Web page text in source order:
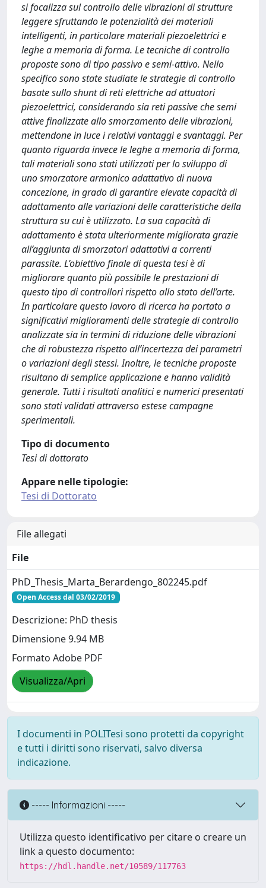
si focalizza sul controllo delle vibrazioni di strutture
leggere sfruttando le potenzialità dei materiali
intelligenti, in particolare materiali piezoelettrici e
leghe a memoria di forma. Le tecniche di controllo
proposte sono di tipo passivo e semi-attivo. Nello
specifico sono state studiate le strategie di controllo
basate sullo shunt di reti elettriche ad attuatori
piezoelettrici, considerando sia reti passive che semi
attive finalizzate allo smorzamento delle vibrazioni,
mettendone in luce i relativi vantaggi e svantaggi. Per
quanto riguarda invece le leghe a memoria di forma,
tali materiali sono stati utilizzati per lo sviluppo di
uno smorzatore armonico adattativo di nuova
concezione, in grado di garantire elevate capacità di
adattamento alle variazioni delle caratteristiche della
struttura su cui è utilizzato. La sua capacità di
adattamento è stata ulteriormente migliorata grazie
all’aggiunta di smorzatori adattativi a correnti
parassite. L’obiettivo finale di questa tesi è di
migliorare quanto più possibile le prestazioni di
questo tipo di controllori rispetto allo stato dell’arte.
In particolare questo lavoro di ricerca ha portato a
significativi miglioramenti delle strategie di controllo
analizzate sia in termini di riduzione delle vibrazioni
che di robustezza rispetto all’incertezza dei parametri
o variazioni degli stessi. Inoltre, le tecniche proposte
risultano di semplice applicazione e hanno validità
generale. Tutti i risultati analitici e numerici presentati
sono stati validati attraverso estese campagne
sperimentali.
Tipo di documento
Tesi di dottorato
Appare nelle tipologie:
Tesi di Dottorato
File allegati
File
PhD_Thesis_Marta_Berardengo_802245.pdf
Open Access dal 03/02/2019
Descrizione: PhD thesis
Dimensione 9.94 MB
Formato Adobe PDF
Visualizza/Apri
I documenti in POLITesi sono protetti da copyright
e tutti i diritti sono riservati, salvo diversa
indicazione.
----- Informazioni -----
Utilizza questo identificativo per citare o creare un
link a questo documento:
https://hdl.handle.net/10589/117763